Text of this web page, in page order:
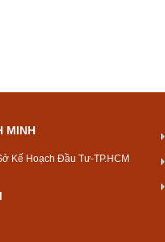
MINH
Kế Hoạch Đầu Tư-TP.HCM